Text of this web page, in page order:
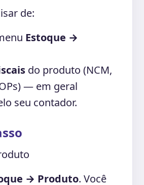
de:
Estoque →
do produto (NCM,
— em geral
seu contador.
→ Produto. Você